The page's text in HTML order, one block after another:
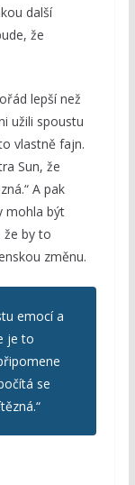
další
že
lepší než
užili spoustu
vlastně fajn.
Sun, že
A pak
mohla být
že by to
změnu.
emocí a
je to
se